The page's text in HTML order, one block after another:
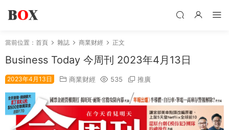
當前位置： 首頁 雜誌 商業财經 正文
Business Today 今周刊 2023年4月13日
2023年4月13日 商業财經 535 推廣